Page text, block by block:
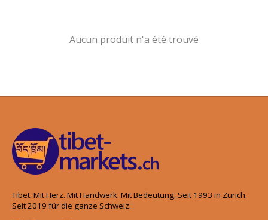
Aucun produit n'a été trouvé
Tibet. Mit Herz. Mit Handwerk. Mit Bedeutung. Seit 1993 in Zürich.
Seit 2019 für die ganze Schweiz.